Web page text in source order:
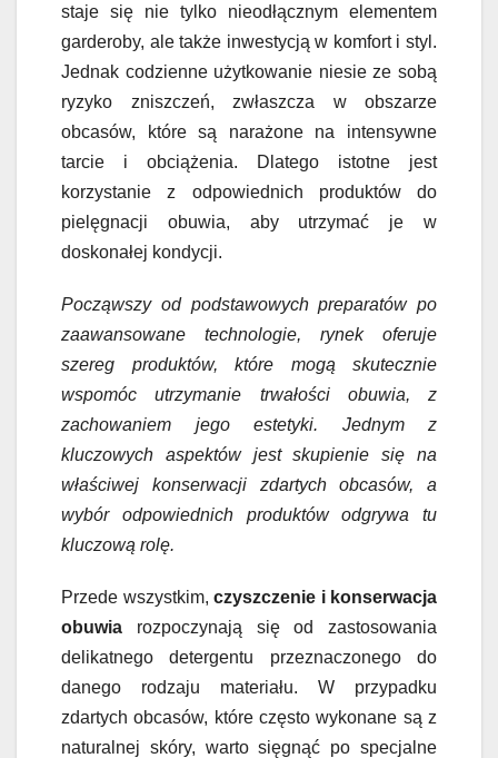
staje się nie tylko nieodłącznym elementem
garderoby, ale także inwestycją w komfort i styl.
Jednak codzienne użytkowanie niesie ze sobą
ryzyko zniszczeń, zwłaszcza w obszarze
obcasów, które są narażone na intensywne
tarcie i obciążenia. Dlatego istotne jest
korzystanie z odpowiednich produktów do
pielęgnacji obuwia, aby utrzymać je w
doskonałej kondycji.
Począwszy od podstawowych preparatów po
zaawansowane technologie, rynek oferuje
szereg produktów, które mogą skutecznie
wspomóc utrzymanie trwałości obuwia, z
zachowaniem jego estetyki. Jednym z
kluczowych aspektów jest skupienie się na
właściwej konserwacji zdartych obcasów, a
wybór odpowiednich produktów odgrywa tu
kluczową rolę.
Przede wszystkim, czyszczenie i konserwacja
obuwia rozpoczynają się od zastosowania
delikatnego detergentu przeznaczonego do
danego rodzaju materiału. W przypadku
zdartych obcasów, które często wykonane są z
naturalnej skóry, warto sięgnąć po specjalne